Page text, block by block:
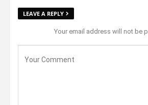
LEAVE A REPLY
Your email address will not be